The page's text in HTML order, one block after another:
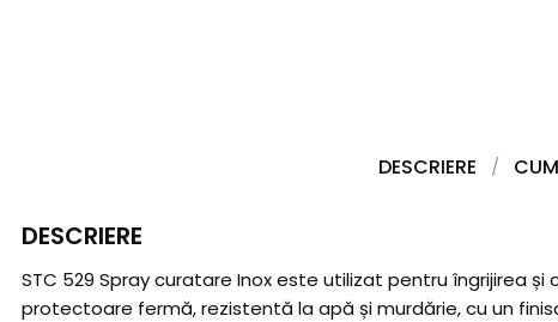
DESCRIERE
DESCRIERE
STC 529 Spray curatare Inox este utilizat pentru îngrijirea
protectoare fermă, rezistentă la apă și murdărie, cu un